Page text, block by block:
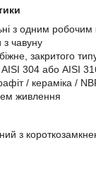
з одним робочим
з чавуну
закритого
AISI 304 або AISI
/ кераміка /
живлення
з